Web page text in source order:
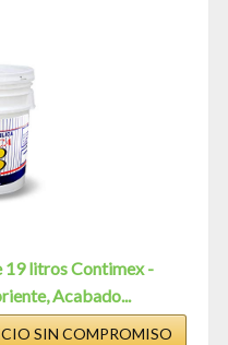
19 litros Contimex -
Acabado...
SIN COMPROMISO